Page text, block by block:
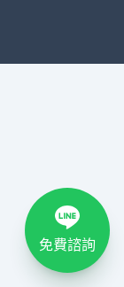
免費諮詢